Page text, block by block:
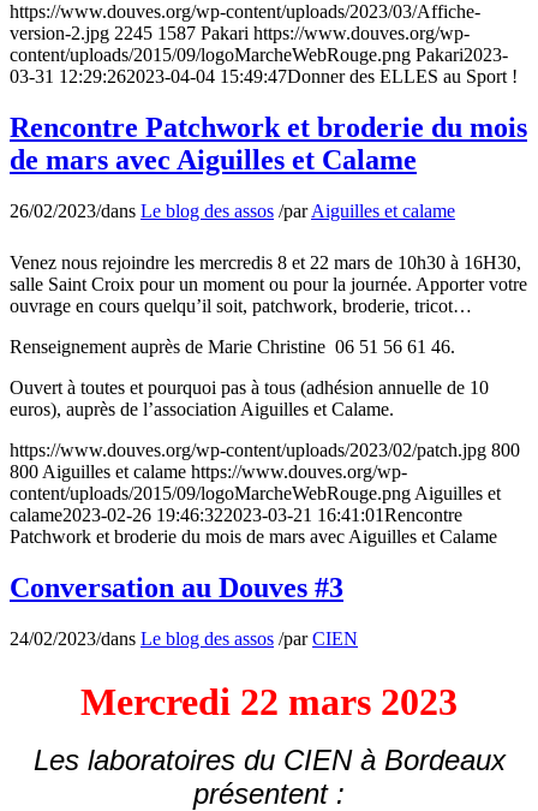
https://www.douves.org/wp-content/uploads/2023/03/Affiche-
version-2.jpg 2245 1587 Pakari https://www.douves.org/wp-
content/uploads/2015/09/logoMarcheWebRouge.png Pakari2023-
03-31 12:29:262023-04-04 15:49:47Donner des ELLES au Sport !
Rencontre Patchwork et broderie du mois
de mars avec Aiguilles et Calame
26/02/2023/dans Le blog des assos /parAiguilles et calame
Venez nous rejoindre les mercredis 8 et 22 mars de 10h30 à 16H30,
salle Saint Croix pour un moment ou pour la journée. Apporter votre
ouvrage en cours quelqu’il soit, patchwork, broderie, tricot…
Renseignement auprès de Marie Christine 06 51 56 61 46.
Ouvert à toutes et pourquoi pas à tous (adhésion annuelle de 10
euros), auprès de l’association Aiguilles et Calame.
https://www.douves.org/wp-content/uploads/2023/02/patch.jpg 800
800 Aiguilles et calame https://www.douves.org/wp-
content/uploads/2015/09/logoMarcheWebRouge.png Aiguilles et
calame2023-02-26 19:46:322023-03-21 16:41:01Rencontre
Patchwork et broderie du mois de mars avec Aiguilles et Calame
Conversation au Douves #3
24/02/2023/dans Le blog des assos /parCIEN
Mercredi 22 mars 2023
Les laboratoires du CIEN à Bordeaux
présentent :